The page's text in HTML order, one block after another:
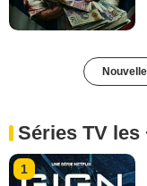
Séries TV
1